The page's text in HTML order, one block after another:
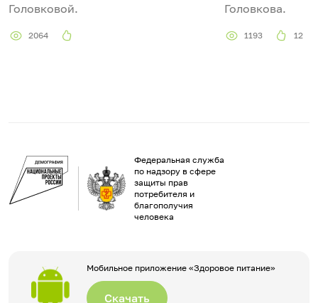
Головковой.
2064
Головкова.
1193 12
Федеральная служба
по надзору в сфере
защиты прав
потребителя и
благополучия
человека
Мобильное приложение «Здоровое питание»
Скачать